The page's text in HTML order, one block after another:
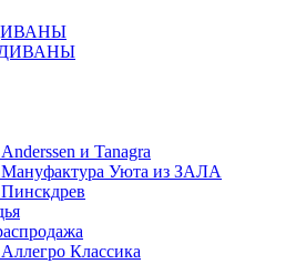
и Tanagra
Мануфактура Уюта из ЗАЛА
Классика